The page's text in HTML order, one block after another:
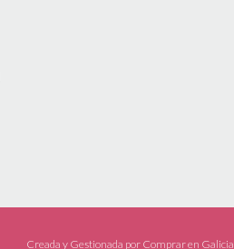
Creada y Gestionada por Comprar en Galicia